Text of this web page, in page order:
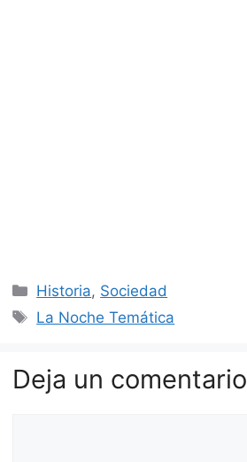
Categorías
Historia, Sociedad
Etiquetas
La Noche Temática
Deja un comentario